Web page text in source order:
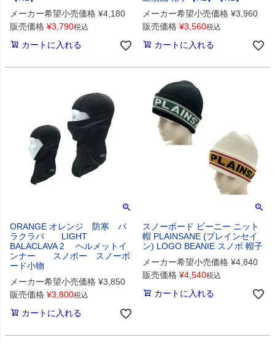
メーカー希望小売価格 ¥4,180
販売価格 ¥3,790税込
カートに入れる
メーカー希望小売価格 ¥3,960
販売価格 ¥3,560税込
カートに入れる
ORANGE オレンジ 防寒 バ
ラクラバ LIGHT
BALACLAVA 2 ヘルメットイ
ンナー スノボー スノーボ
ード小物
メーカー希望小売価格 ¥3,850
販売価格 ¥3,800税込
カートに入れる
スノーボード ビーニー ニット
帽 PLAINSANE (プレインセイ
ン) LOGO BEANIE スノボ 帽子
メーカー希望小売価格 ¥4,840
販売価格 ¥4,540税込
カートに入れる